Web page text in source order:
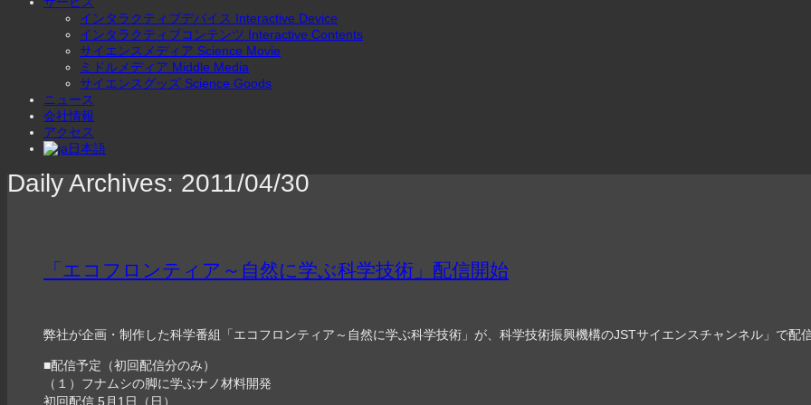
インタラクティブデバイス Interactive Device
インタラクティブコンテンツ Interactive Contents
サイエンスメディア Science Movie
ミドルメディア Middle Media
サイエンスグッズ Science Goods
ニュース
会社情報
アクセス
日本語
Daily Archives: 2011/04/30
「エコフロンティア～自然に学ぶ科学技術」配信開始
弊社が企画・制作した科学番組「エコフロンティア～自然に学ぶ科学技術」が、科学技術振興機構のJSTサイエンスチャンネル」で配信
■配信予定（初回配信分のみ）
（１）フナムシの脚に学ぶナノ材料開発
初回配信 5月1日（日）